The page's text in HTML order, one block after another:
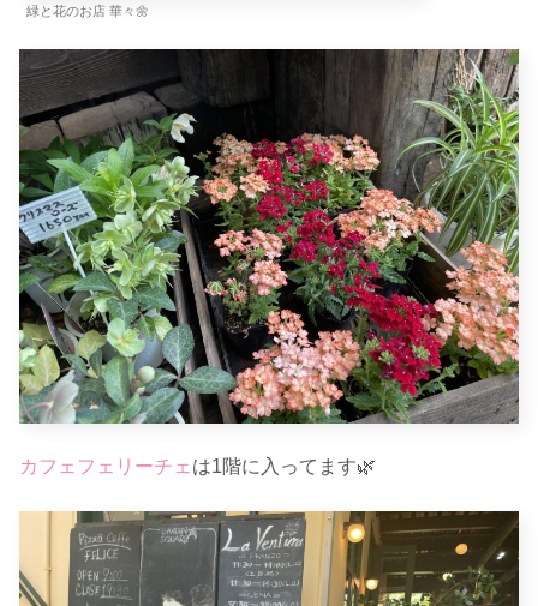
緑と花のお店 華々🌼
カフェフェリーチェは1階に入ってます🌿